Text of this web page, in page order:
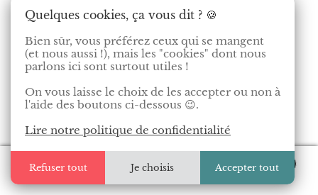
→
Pourquoi choisir le
bicarbonate parfumé
plutôt que les
désodorisants classiques
Bouquet de bougies parfumées
Recherche
Recherche
Quelques cookies, ça vous dit ? 🍪
Bien sûr, vous préférez ceux qui se mangent
(et nous aussi !), mais les "cookies" dont nous
parlons ici sont surtout utiles !
On vous laisse le choix de les accepter ou non à
l'aide des boutons ci-dessous 😉.
Lire notre politique de confidentialité
Refuser tout Je choisis Accepter tout